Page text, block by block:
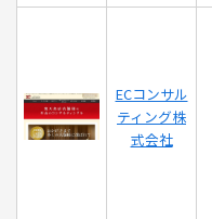
ECコンサル
ティング株
式会社